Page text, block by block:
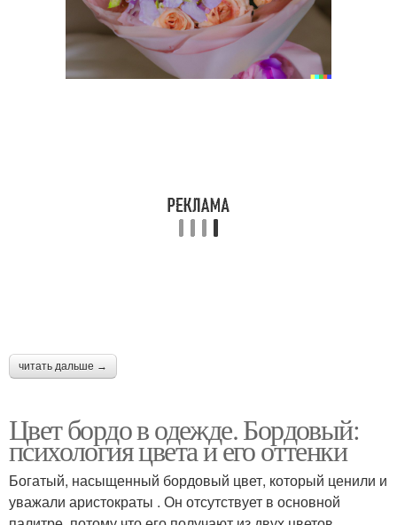
читать дальше →
Цвет бордо в одежде. Бордовый:
психология цвета и его оттенки
Богатый, насыщенный бордовый цвет, который ценили и
уважали аристократы . Он отсутствует в основной